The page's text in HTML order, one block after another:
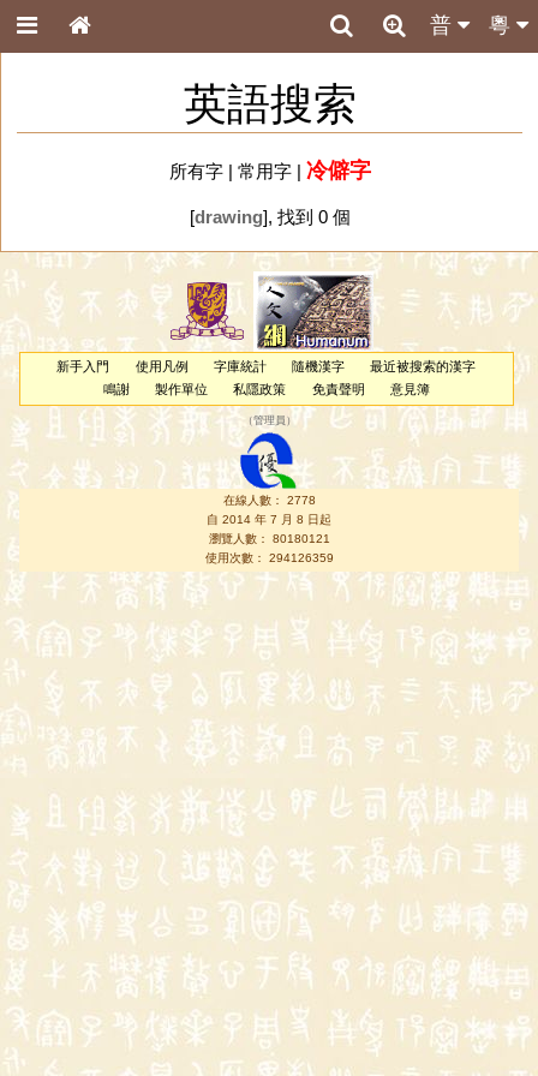
粵
普
英語搜索
所有字| 常用字| 冷僻字
[drawing], 找到 0 個
新手入門 使用凡例 字庫統計 隨機漢字
最近被搜索的漢字
鳴謝
製作單位 私隱政策 免責聲明 意見簿
（管理員 ）
在線人數： 2778
自 2014 年 7 月 8 日起
瀏覽人數： 80180121
使用次數： 294126359